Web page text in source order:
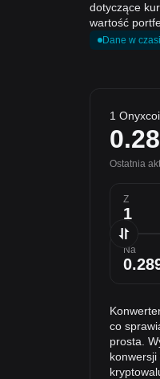
dotyczące
wartość
Dane w
1
Ostatnia
Z
Na
co
prosta.